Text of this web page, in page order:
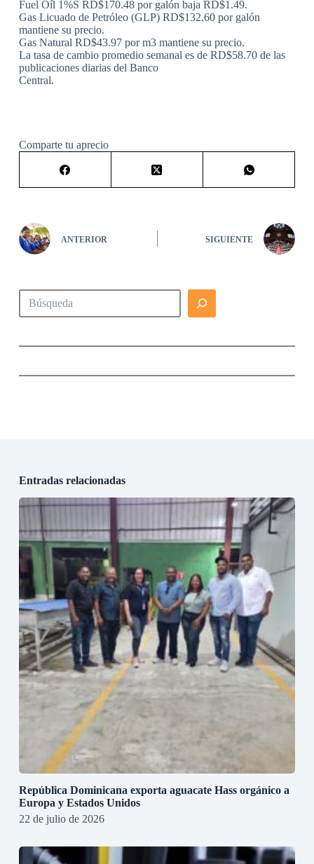
Fuel Oíl 1%S RD$170.48 por galón baja RD$1.49.
Gas Licuado de Petróleo (GLP) RD$132.60 por galón
mantiene su precio.
Gas Natural RD$43.97 por m3 mantiene su precio.
La tasa de cambio promedio semanal es de RD$58.70 de las
publicaciones diarias del Banco
Central.
Comparte tu aprecio
ANTERIOR SIGUIENTE
Buscar
Entradas relacionadas
República Dominicana exporta aguacate Hass orgánico a
Europa y Estados Unidos
22 de julio de 2026